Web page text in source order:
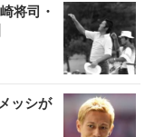
将司・
ッシが